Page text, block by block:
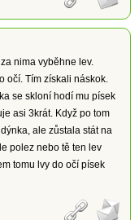
nima vyběhne lev.
očí. Tím získali náskok.
se skloní hodí mu písek
asi 3krát. Když po tom
ale zůstala stát na
polez nebo tě ten lev
tomu lvy do očí písek